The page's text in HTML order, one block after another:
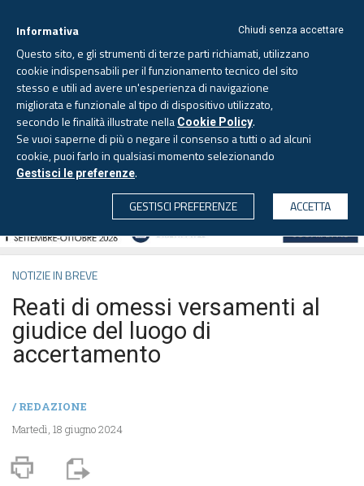
CERCA
Venerdì, 7 agosto 2026 - Aggiornato alle 6.00
NOTIZIE IN BREVE
Reati di omessi versamenti al
giudice del luogo di
accertamento
/REDAZIONE
Martedì, 18 giugno 2024
Chiudi senza accettare
Informativa
Questo sito, e gli strumenti di terze parti richiamati, utilizzano
cookie indispensabili per il funzionamento tecnico del sito
stesso e utili ad avere un'esperienza di navigazione
migliorata e funzionale al tipo di dispositivo utilizzato,
secondo le finalità illustrate nella Cookie Policy.
Se vuoi saperne di più o negare il consenso a tutti o ad alcuni
cookie, puoi farlo in qualsiasi momento selezionando
Gestisci le preferenze.
GESTISCI PREFERENZE
ACCETTA